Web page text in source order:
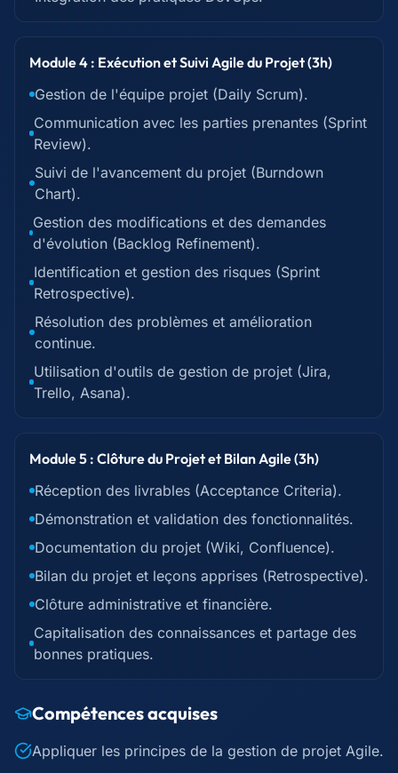
Module 4 : Exécution et Suivi Agile du Projet (3h)
Gestion de l'équipe projet (Daily Scrum).
Communication avec les parties prenantes (Sprint
Review).
Suivi de l'avancement du projet (Burndown
Chart).
Gestion des modifications et des demandes
d'évolution (Backlog Refinement).
Identification et gestion des risques (Sprint
Retrospective).
Résolution des problèmes et amélioration
continue.
Utilisation d'outils de gestion de projet (Jira,
Trello, Asana).
Module 5 : Clôture du Projet et Bilan Agile (3h)
Réception des livrables (Acceptance Criteria).
Démonstration et validation des fonctionnalités.
Documentation du projet (Wiki, Confluence).
Bilan du projet et leçons apprises (Retrospective).
Clôture administrative et financière.
Capitalisation des connaissances et partage des
bonnes pratiques.
Compétences acquises
Appliquer les principes de la gestion de projet Agile.